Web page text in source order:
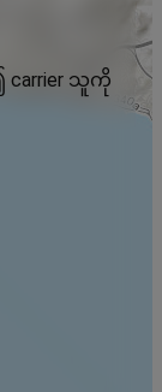
carrier သူကို